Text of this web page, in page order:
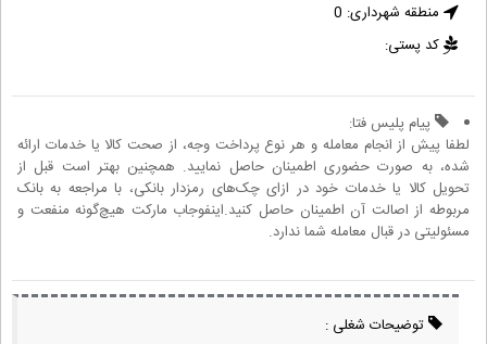
منطقه شهرداری: 0
کد پستی:
پیام پلیس فتا:
لطفا پیش از انجام معامله و هر نوع پرداخت وجه، از صحت کالا یا خدمات ارائه
شده، به صورت حضوری اطمینان حاصل نمایید. همچنین بهتر است قبل از
تحویل کالا یا خدمات خود در ازای چک‌های رمزدار بانکی، با مراجعه به بانک
مربوطه از اصالت آن اطمینان حاصل کنید.اینفوجاب مارکت هیچ‌گونه منفعت و
مسئولیتی در قبال معامله شما ندارد.
توضیحات شغلی :